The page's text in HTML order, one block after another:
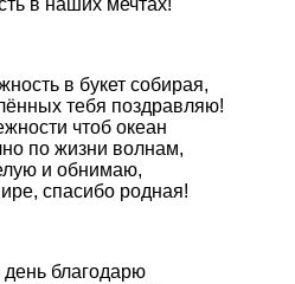
в наших мечтах!
в букет собирая,
тебя поздравляю!
чтоб океан
по жизни волнам,
и обнимаю,
спасибо родная!
благодарю